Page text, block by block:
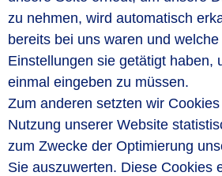
zu nehmen, wird automatisch
bereits bei uns waren und
Einstellungen sie getätigt haben,
einmal eingeben zu müssen.
Zum anderen setzten wir
Nutzung unserer Website
zum Zwecke der Optimierung
Sie auszuwerten. Diese Cookies